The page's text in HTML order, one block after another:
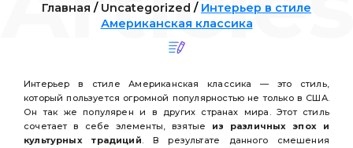
Главная / Uncategorized / Интерьер в стиле
Американская классика
Интерьер в стиле Американская классика — это стиль,
который пользуется огромной популярностью не только в США.
Он так же популярен и в других странах мира. Этот стиль
сочетает в себе элементы, взятые из различных эпох и
культурных традиций. В результате данного смешения